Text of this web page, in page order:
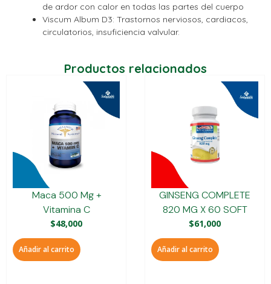
de ardor con calor en todas las partes del cuerpo
Viscum Album D3: Trastornos nerviosos, cardiacos,
circulatorios, insuficiencia valvular.
Productos relacionados
Maca 500 Mg +
Vitamina C
$48,000
Añadir al carrito
GINSENG COMPLETE
820 MG X 60 SOFT
$61,000
Añadir al carrito